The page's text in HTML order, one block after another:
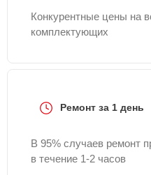
Конкурентные цены на
комплектующих
Ремонт за 1 день
В 95% случаев ремонт
в течение 1-2 часов